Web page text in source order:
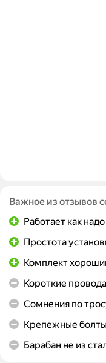
Важное из отзывов
Работает как надо
Простота
Комплект
Короткие провода
Сомнения по
Крепежные болты
Барабан не из